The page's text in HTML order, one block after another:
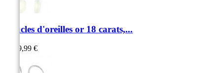
Boucles d'oreilles or 18 carats,...
1 399,99 €